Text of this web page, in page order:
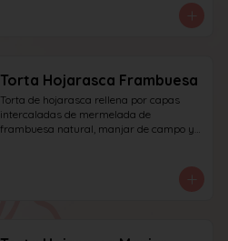
Torta Hojarasca Frambuesa
Torta de hojarasca rellena por capas
intercaladas de mermelada de
frambuesa natural, manjar de campo y